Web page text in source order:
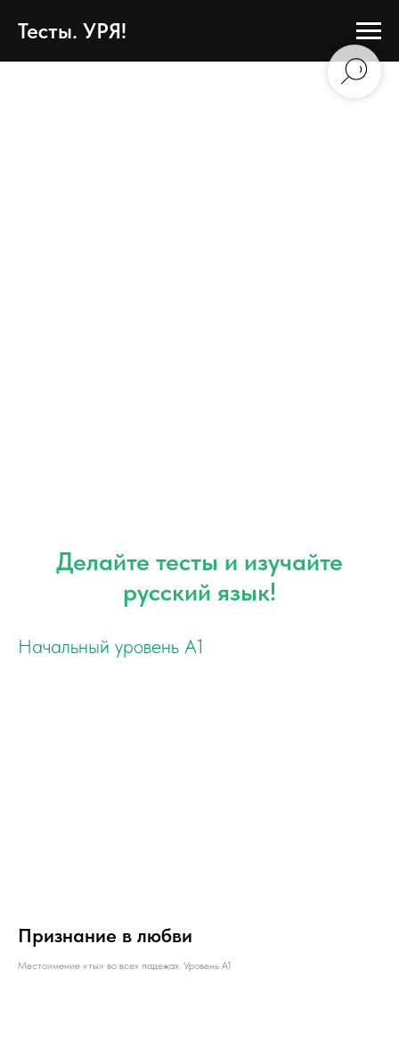
Тесты. УРЯ!
Делайте тесты и изучайте
русский язык!
Начальный уровень А1
Признание в любви
Местоимение «ты» во всех падежах. Уровень А1